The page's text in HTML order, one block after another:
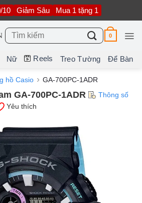
10 Giảm Sâu Mua 1 tặng 1
Tìm
kiếm:
0
Nữ Reels Treo Tường Để Bàn
hồ Casio GA-700PC-1ADR
GA-700PC-1ADR
Thông số
Yêu thích